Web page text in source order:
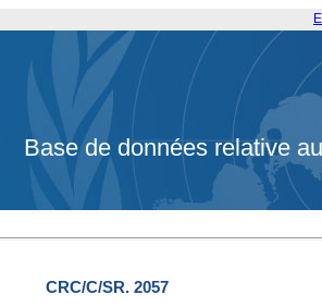
Base de données relative
CRC/C/SR. 2057